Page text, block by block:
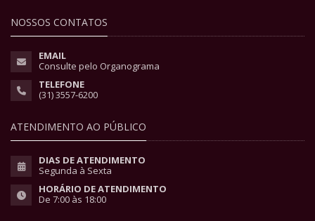
NOSSOS CONTATOS
EMAIL
Consulte pelo Organograma
TELEFONE
(31) 3557-6200
ATENDIMENTO AO PÚBLICO
DIAS DE ATENDIMENTO
Segunda à Sexta
HORÁRIO DE ATENDIMENTO
De 7:00 às 18:00